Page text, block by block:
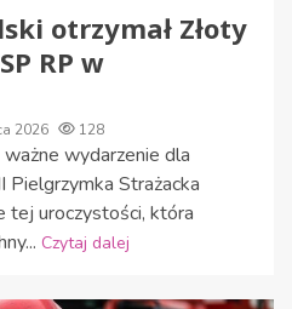
otrzymał Złoty
RP w
2026 128
wydarzenie dla
Pielgrzymka Strażacka
tej uroczystości, która
Czytaj dalej